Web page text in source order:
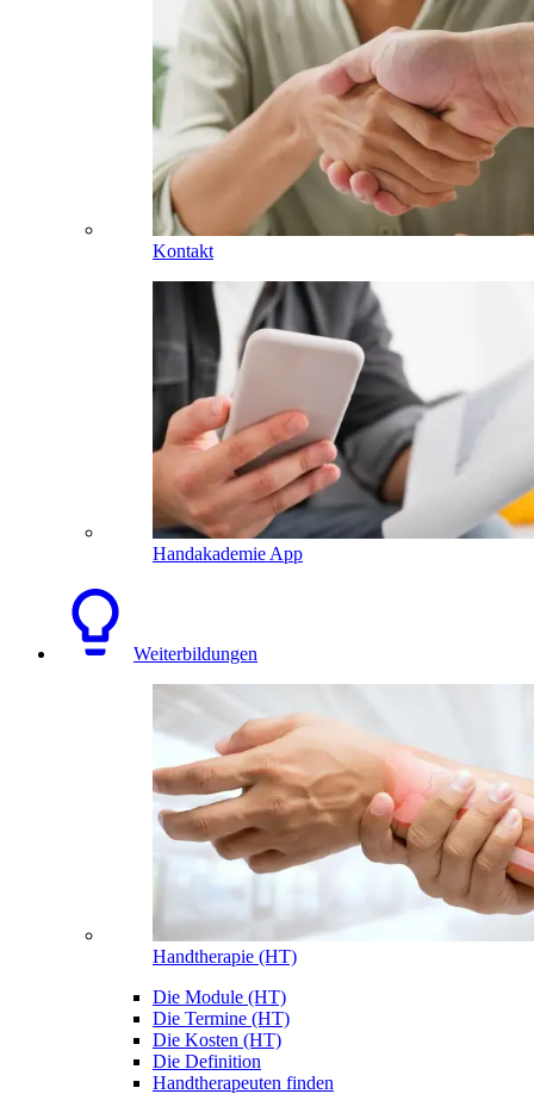
Kontakt
Handakademie App
Weiterbildungen
Handtherapie (HT)
Die Module (HT)
Die Termine (HT)
Die Kosten (HT)
Die Definition
Handtherapeuten finden